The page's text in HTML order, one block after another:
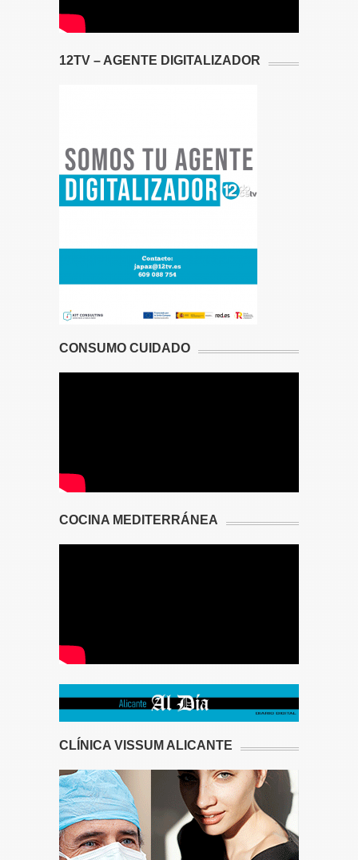
12TV – AGENTE DIGITALIZADOR
CONSUMO CUIDADO
COCINA MEDITERRÁNEA
CLÍNICA VISSUM ALICANTE